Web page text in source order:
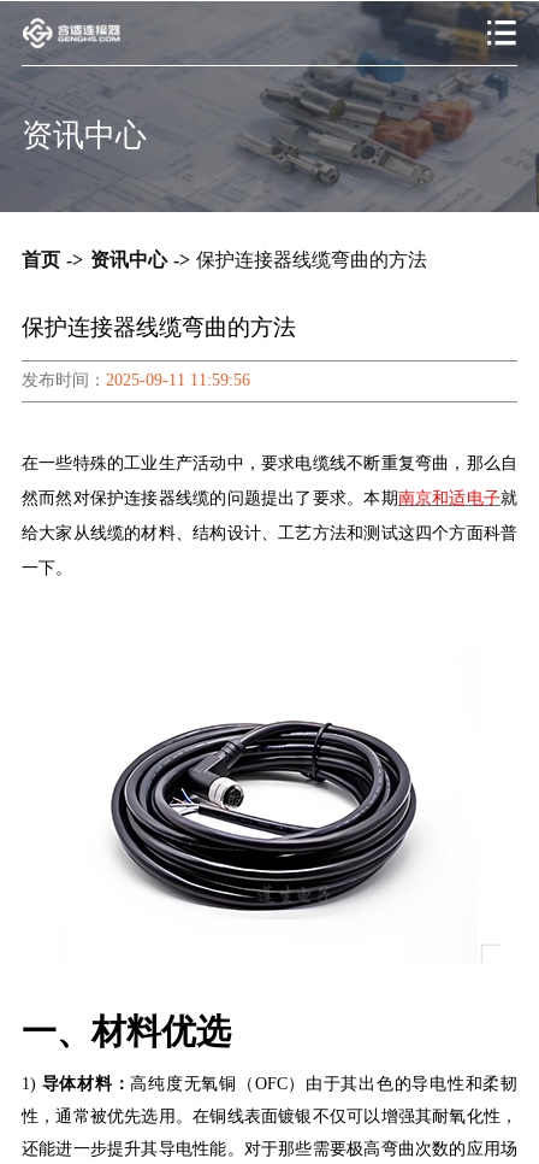
资讯中心
首页 -> 资讯中心 -> 保护连接器线缆弯曲的方法
保护连接器线缆弯曲的方法
发布时间： 2025-09-11 11:59:56
在一些特殊的工业生产活动中，要求电缆线不断重复弯曲，那么自
然而然对保护连接器线缆的问题提出了要求。本期南京和适电子就
给大家从线缆的材料、结构设计、工艺方法和测试这四个方面科普
一下。
一、材料优选
1) 导体材料：高纯度无氧铜（ OFC）由于其出色的导电性和柔韧
性，通常被优先选用。在铜线表面镀银不仅可以增强其耐氧化性，
还能进一步提升其导电性能。对于那些需要极高弯曲次数的应用场